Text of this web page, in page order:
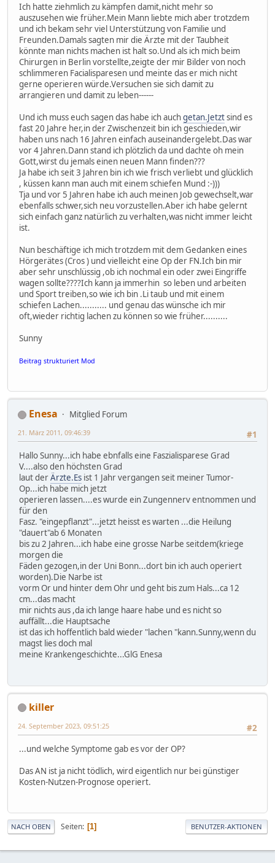
Ich hatte ziehmlich zu kämpfen damit,nicht mehr so
auszusehen wie früher.Mein Mann liebte mich aber trotzdem
und ich bekam sehr viel Unterstützung von Familie und
Freunden.Damals sagten mir die Ärzte mit der Taubheit
könnte man nichts machen ist halt so.Und als ich mich beim
Chirurgen in Berlin vorstellte,zeigte der mir Bilder von noch
schlimmeren Facialisparesen und meinte das er mich nicht
gerne operieren würde.Versuchen sie sich damit zu
arrangieren und damit zu leben------
Und ich muss euch sagen das habe ich auchgetan.Jetztsind es
fast 20 Jahre her,in der Zwischenzeit bin ich geschieden,wir
haben uns nach 16 Jahren einfach auseinandergelebt.Das war
vor 4 Jahren.Dann stand ich plötzlich da und dachte oh mein
Gott,wirst du jemals einen neuen Mann finden???
Ja habe ich seit 3 Jahren bin ich wie frisch verliebt und glücklich
, küssen kann man auch mit einem schiefen Mund :-)))
Tja und vor 5 Jahren habe ich auch meinen Job gewechselt,war
ebenfalls schwer,sich neu vorzustellen.Aber ich habe gelernt
sich einfach ganz natürlich zu verhalten,was nicht immer leicht
ist.
Nun beschäftige ich mich trotzdem mit dem Gedanken eines
Hörgerätes (Cros ) und vielleicht eine Op der FN.Ich bin mir
aber sehr unschlüssig ,ob ich nochmal ein oder zwei Eingriffe
wagen sollte????Ich kann ja immerhin so leben und arbeiten
und Sport treiben,so wie ich bin .Li taub und mit einem
schiefen Lachen........... und genau das wünsche ich mir
oft,wieder richtig lachen zu können so wie früher..........
Sunny
Beitrag strukturiert Mod
Enesa
Mitglied Forum
#1
21. März 2011, 09:46:39
Hallo Sunny...ich habe ebnfalls eine Faszialisparese Grad
V....also den höchsten Grad
laut derÄrzte.Es ist 1 Jahr vergangen seit meiner Tumor-
Op...ich habe mich jetzt
operieren lassen....es wurde ein Zungennerv entnommen und
für den
Fasz. "eingepflanzt"...jetzt heisst es warten ...die Heilung
"dauert"ab 6 Monaten
bis zu 2 Jahren...ich habe eine grosse Narbe seitdem(kriege
morgen die
Fäden gezogen,in der Uni Bonn...dort bin ich auch operiert
worden).Die Narbe ist
vorm Or und hinter dem Ohr und geht bis zum Hals...ca 12
cm...das macht
mir nichts aus ,da ich lange haare habe und es nicht so
auffällt...die Hauptsache
ist das ich hoffentlich bald wieder "lachen "kann.Sunny,wenn du
magst lies doch mal
meine Krankengeschichte...GlG Enesa
killer
#2
24. September 2023, 09:51:25
...und welche Symptome gab es vor der OP?
Das AN ist ja nicht tödlich, wird eigentlich nur bei günstiger
Kosten-Nutzen-Prognose operiert.
NACH OBEN Seiten 1 BENUTZER-AKTIONEN